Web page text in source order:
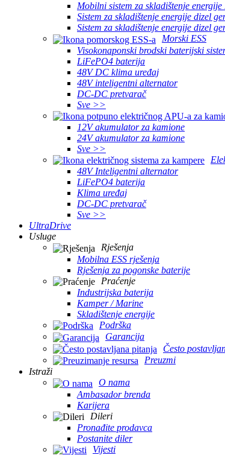
Mobilni sistem za skladištenje
Sistem za skladištenje energije dizel
Sistem za skladištenje energije dizel
Morski ESS
Visokonaponski brodski baterijski
LiFePO4 baterija
48V DC klima uređaj
48V inteligentni alternator
DC-DC pretvarač
Sve >>
12V akumulator za kamione
24V akumulator za kamione
Sve >>
48V Inteligentni alternator
LiFePO4 baterija
Klima uređaj
DC-DC pretvarač
Sve >>
UltraDrive
Usluge
Rješenja
Mobilna ESS rješenja
Rješenja za pogonske baterije
Praćenje
Industrijska baterija
Kamper / Marine
Skladištenje energije
Podrška
Garancija
Često
Preuzmi
Istraži
O nama
Ambasador brenda
Karijera
Dileri
Pronađite prodavca
Postanite diler
Vijesti